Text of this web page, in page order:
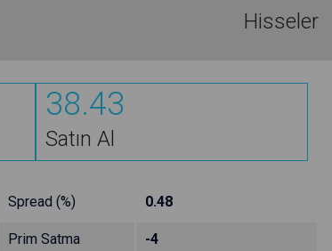
Hisseler
38.43
Satın Al
Spread (%) 0.48
Prim Satma -4